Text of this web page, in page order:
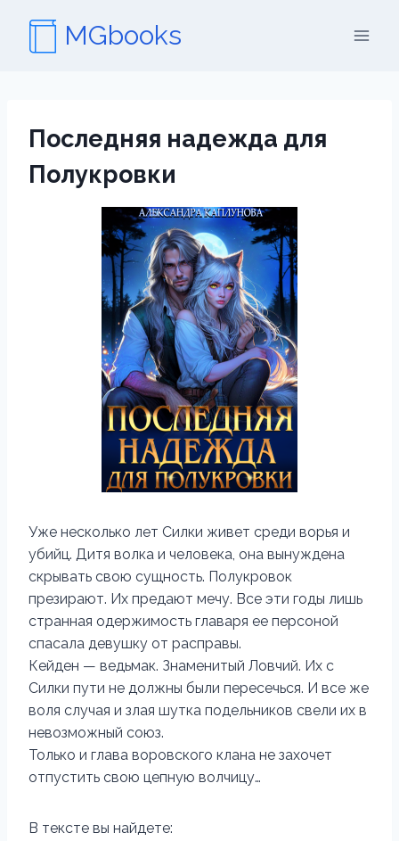
содержимому
MGbooks
Последняя надежда для
Полукровки
Уже несколько лет Силки живет среди ворья и
убийц. Дитя волка и человека, она вынуждена
скрывать свою сущность. Полукровок
презирают. Их предают мечу. Все эти годы лишь
странная одержимость главаря ее персоной
спасала девушку от расправы.
Кейден — ведьмак. Знаменитый Ловчий. Их с
Силки пути не должны были пересечься. И все же
воля случая и злая шутка подельников свели их в
невозможный союз.
Только и глава воровского клана не захочет
отпустить свою цепную волчицу…
В тексте вы найдете: